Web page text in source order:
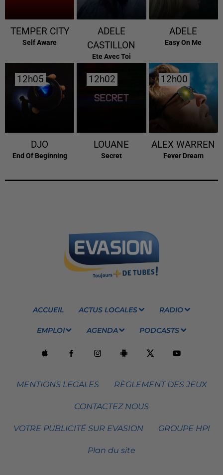
TEMPER CITY
Self Aware
ADELE
CASTILLON
Ete Avec Toi
ADELE
Easy On Me
12h05
12h05
DJO
End Of Beginning
12h02
12h02
LOUANE
Secret
12h00
12h00
ALEX WARREN
Fever Dream
ACCUEIL ACTUS LOCALES RADIO
EMPLOI AGENDA PODCASTS
MENTIONS LEGALES RÈGLEMENT DES JEUX
CONTACTEZ NOUS
VOTRE PUBLICITÉ SUR EVASION GROUPE HPI
Plan du site